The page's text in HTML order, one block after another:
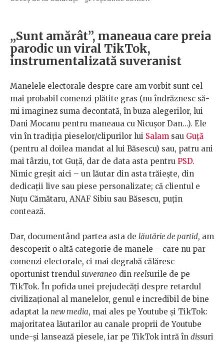
„Sunt amărât”, maneaua care preia
parodic un viral TikTok,
instrumentalizată suveranist
Manelele electorale despre care am vorbit sunt cel
mai probabil comenzi plătite gras (nu îndrăznesc să-
mi imaginez suma decontată, în buza alegerilor, lui
Dani Mocanu pentru maneaua cu Nicușor Dan…). Ele
vin în tradiția pieselor/clipurilor lui Salam sau Guță
(pentru al doilea mandat al lui Băsescu) sau, patru ani
mai târziu, tot Guță, dar de data asta pentru PSD.
Nimic greșit aici – un lăutar din asta trăiește, din
dedicații live sau piese personalizate; că clientul e
Nuțu Cămătaru, ANAF Sibiu sau Băsescu, puțin
contează.
Dar, documentând partea asta de lăutărie de partid, am
descoperit o altă categorie de manele – care nu par
comenzi electorale, ci mai degrabă călăresc
oportunist trendul suveraneo din reelsurile de pe
TikTok. În pofida unei prejudecăți despre retardul
civilizațional al manelelor, genul e incredibil de bine
adaptat la new media, mai ales pe Youtube și TikTok:
majoritatea lăutarilor au canale proprii de Youtube
unde-și lansează piesele, iar pe TikTok intră în dissuri